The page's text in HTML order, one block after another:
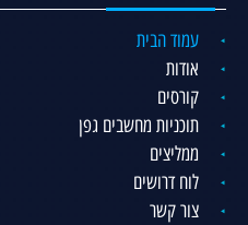
עמוד הבית
אודות
קורסים
תוכניות מחשבים גפן
ממליצים
לוח דרושים
צור קשר